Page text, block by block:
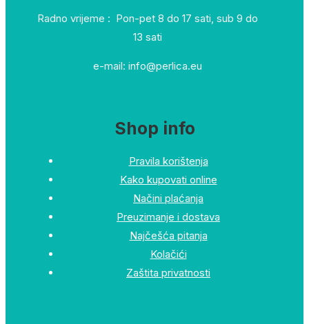
Radno vrijeme : Pon-pet 8 do 17 sati, sub 9 do
13 sati
e-mail: info@perlica.eu
Shop info
Pravila korištenja
Kako kupovati online
Načini plaćanja
Preuzimanje i dostava
Najčešća pitanja
Kolačići
Zaštita privatnosti